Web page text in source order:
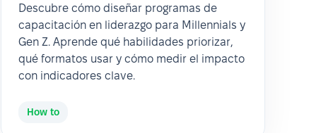
Descubre cómo diseñar programas de
capacitación en liderazgo para Millennials y
Gen Z. Aprende qué habilidades priorizar,
qué formatos usar y cómo medir el impacto
con indicadores clave.
How to